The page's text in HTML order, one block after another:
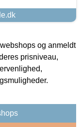
og anmeldt
prisniveau,